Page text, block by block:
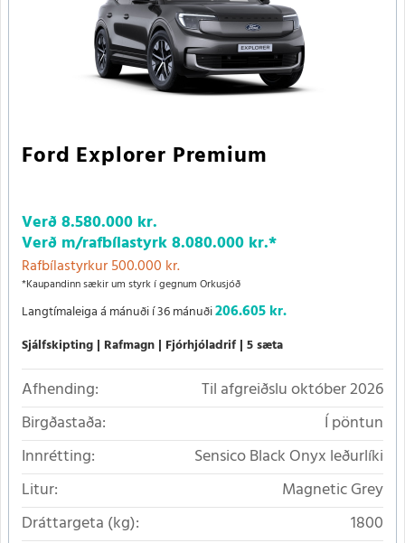
Ford Explorer Premium
Verð8.580.000 kr.
Verð m/rafbílastyrk8.080.000 kr.*
Rafbílastyrkur 500.000 kr.
*Kaupandinn sækir um styrk í gegnum Orkusjóð
Langtímaleiga á mánuði í 36 mánuði206.605 kr.
Sjálfskipting Rafmagn Fjórhjóladrif 5 sæta
Afhending:
Til afgreiðslu október 2026
Birgðastaða:
Í pöntun
Innrétting:
Sensico Black Onyx leðurlíki
Litur:
Magnetic Grey
Dráttargeta (kg):
1800